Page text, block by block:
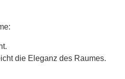
die Eleganz des Raumes.